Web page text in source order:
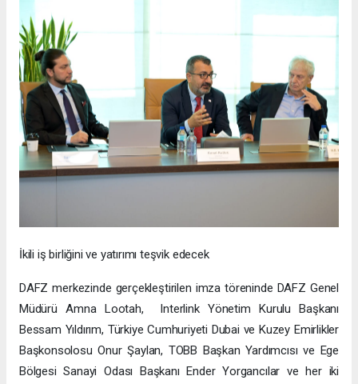
İkili iş birliğini ve yatırımı teşvik edecek
DAFZ merkezinde gerçekleştirilen imza töreninde DAFZ Genel
Müdürü Amna Lootah, Interlink Yönetim Kurulu Başkanı
Bessam Yıldırım, Türkiye Cumhuriyeti Dubai ve Kuzey Emirlikler
Başkonsolosu Onur Şaylan, TOBB Başkan Yardımcısı ve Ege
Bölgesi Sanayi Odası Başkanı Ender Yorgancılar ve her iki